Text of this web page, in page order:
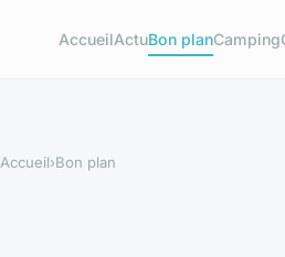
AccueilActuBon planCamping
Accueil›Bon plan